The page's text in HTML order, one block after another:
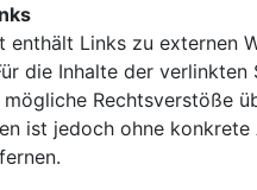
enthält Links zu externen
die Inhalte der
Rechtsverstöße
ist jedoch ohne